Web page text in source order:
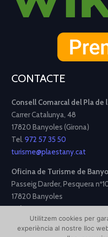
CONTACTE
Consell Comarcal del Pla de
Carrer Catalunya, 48
17820 Banyoles (Girona)
Tel. 972 57 35 50
turisme@plaestany.cat
Oficina de Turisme de
Passeig Darder, Pesquera
17820 Banyoles
Tel.972 58 34 70
turisme@ajbanyoles.org
Utilitzem cookies per
experiència al nostre lloc